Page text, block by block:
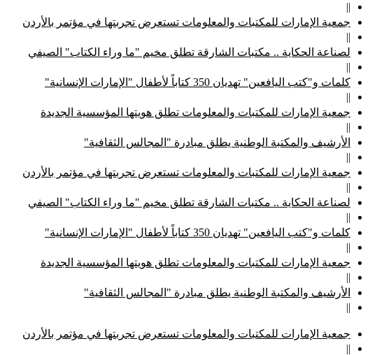
||
جمعية الإمارات للمكتبات والمعلومات تستعرض تجربتها في مؤتمر بالأردن
||
لصناعة الحكاية .. مكتبات الشارقة تطلق مخيم "ما وراء الكتاب" الصيفي
||
كلمات و"كتب اليافعين" تهديان 350 كتاباً لأطفال "الإمارات الإنسانية"
||
جمعية الإمارات للمكتبات والمعلومات تطلق هويتها المؤسسية الجديدة
||
الأرشيف والمكتبة الوطنية يطلق مبادرة "المجالس الثقافية"
||
جمعية الإمارات للمكتبات والمعلومات تستعرض تجربتها في مؤتمر بالأردن
||
لصناعة الحكاية .. مكتبات الشارقة تطلق مخيم "ما وراء الكتاب" الصيفي
||
كلمات و"كتب اليافعين" تهديان 350 كتاباً لأطفال "الإمارات الإنسانية"
||
جمعية الإمارات للمكتبات والمعلومات تطلق هويتها المؤسسية الجديدة
||
الأرشيف والمكتبة الوطنية يطلق مبادرة "المجالس الثقافية"
||
جمعية الإمارات للمكتبات والمعلومات تستعرض تجربتها في مؤتمر بالأردن
||